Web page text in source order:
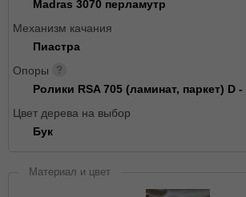
Madras 3070 перламутр
Механизм качания
Пиастра
Опоры
Ролики RSA 705 (ламинат, паркет) D
Цвет дерева на выбор
Бук
Материал и цвет